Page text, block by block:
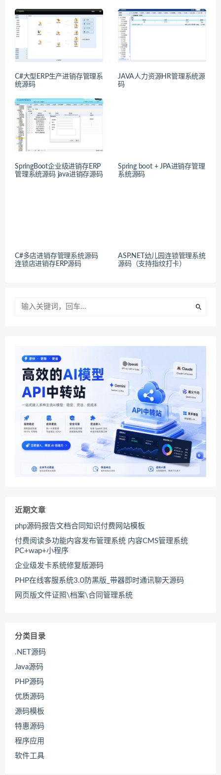
C#大型ERP生产进销存管理系
统源码
JAVA人力资源HR管理系统源
码
SpringBoot企业级进销存ERP
管理系统源码 java进销存源码
Spring boot + JPA进销存管理
系统源码
C#多店进销存管理系统源码
连锁店进销存ERP源码
ASP.NET幼儿园连锁管理系统
源码（支持指纹打卡）
近期文章
php源码报告文档合同知识付费网站模板
付费阅读多功能内容发布管理系统 内容CMS管理系统
PC+wap+小程序
企业级发卡系统修复版源码
PHP在线客服系统3.0防黑版_带器即时通讯聊天源码
网页版文件证照\档案\合同管理系统
分类目录
.NET源码
Java源码
PHP源码
优质源码
源码模板
特惠源码
程序应用
软件工具